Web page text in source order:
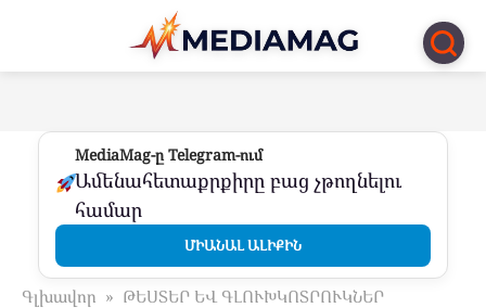
Перейти
контенту
MediaMag-ը Telegram-ում
Ամենահետաքրքիրը բաց չթողնելու
համար
ՄԻԱՆԱԼ ԱԼԻՔԻՆ
Գլխավոր » ԹԵՍՏԵՐ ԵՎ ԳԼՈՒԽԿՈՏՐՈՒԿՆԵՐ